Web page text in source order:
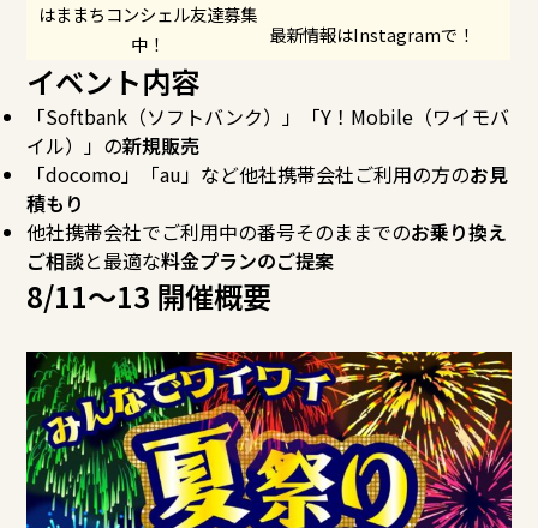
はままちコンシェル友達募集
中！
最新情報はInstagramで！
イベント内容
「Softbank（ソフトバンク）」「Y！Mobile（ワイモバ
イル）」の新規販売
「docomo」「au」など他社携帯会社ご利用の方のお見
積もり
他社携帯会社でご利用中の番号そのままでのお乗り換え
ご相談と最適な料金プランのご提案
8/11～13 開催概要